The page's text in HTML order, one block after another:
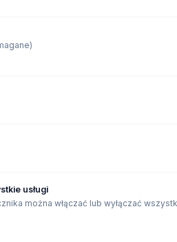
pól zależy od dostępności
i urządzeń rolniczych oraz
w latach 1975 do 2026. Wykres
usługi
można włączać lub wyłączać